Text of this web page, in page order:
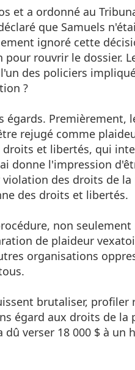
et a ordonné au
que Samuels
ignoré cette
rouvrir le dossier.
des policiers
?
égards. Premièrement,
rejugé comme
droits et libertés, qui
donne l'impression
des droits de la
des droits et libertés.
non seulement
de plaideur
organisations
brutaliser, profiler
égard aux droits de la
verser 18 000 $ à un